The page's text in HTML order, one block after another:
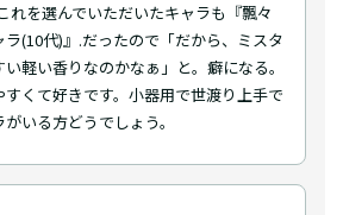
れを選んでいただいたキャラも『飄々
ラ(10代)』.だったので「だから、ミスタ
軽い香りなのかなぁ」と。癖になる。
くて好きです。小器用で世渡り上手で
いる方どうでしょう。